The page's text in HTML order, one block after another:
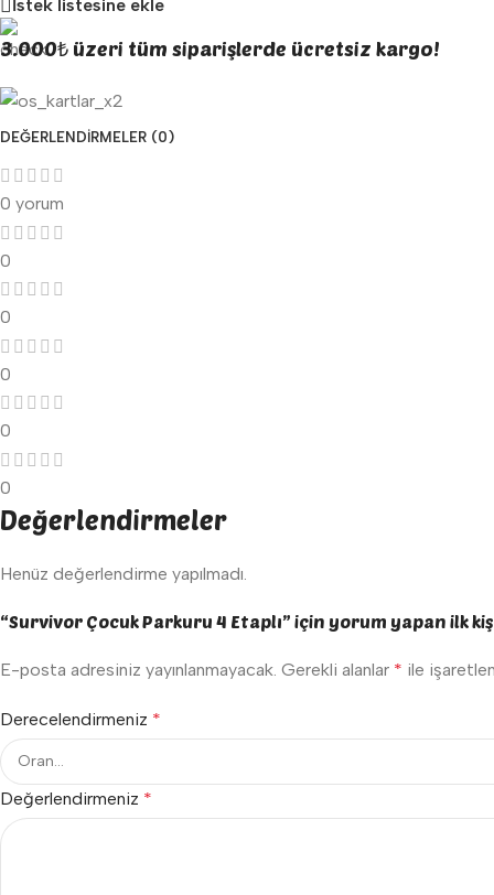
İstek listesine ekle
3.000₺ üzeri tüm siparişlerde ücretsiz kargo!
DEĞERLENDIRMELER (0)
0 yorum
0
0
0
0
0
Değerlendirmeler
Henüz değerlendirme yapılmadı.
“Survivor Çocuk Parkuru 4 Etaplı” için yorum yapan ilk
E-posta adresiniz yayınlanmayacak. Gerekli alanlar * ile
Derecelendirmeniz *
Değerlendirmeniz *